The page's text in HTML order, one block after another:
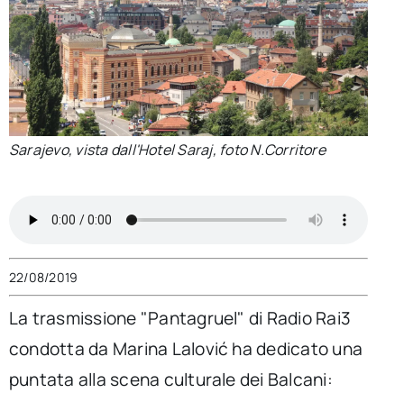
per:
Newsletter
Ita
Sarajevo, vista dall'Hotel Saraj, foto N.Corritore
22/08/2019
La trasmissione "Pantagruel" di Radio Rai3
condotta da Marina Lalović ha dedicato una
puntata alla scena culturale dei Balcani: